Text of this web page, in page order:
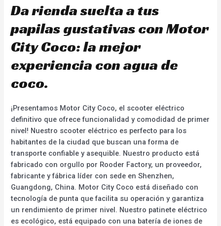
Da rienda suelta a tus
papilas gustativas con Motor
City Coco: la mejor
experiencia con agua de
coco.
¡Presentamos Motor City Coco, el scooter eléctrico
definitivo que ofrece funcionalidad y comodidad de primer
nivel! Nuestro scooter eléctrico es perfecto para los
habitantes de la ciudad que buscan una forma de
transporte confiable y asequible. Nuestro producto está
fabricado con orgullo por Rooder Factory, un proveedor,
fabricante y fábrica líder con sede en Shenzhen,
Guangdong, China. Motor City Coco está diseñado con
tecnología de punta que facilita su operación y garantiza
un rendimiento de primer nivel. Nuestro patinete eléctrico
es ecológico, está equipado con una batería de iones de